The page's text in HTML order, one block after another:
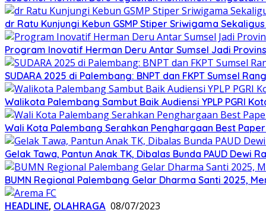
dr Ratu Kunjungi Kebun GSMP Stiper Sriwigama
Program Inovatif Herman Deru Antar Sumsel Jadi
SUDARA 2025 di Palembang: BNPT dan FKPT Sumsel
Walikota Palembang Sambut Baik Audiensi YPLP PGRI
Wali Kota Palembang Serahkan Penghargaan Best
Gelak Tawa, Pantun Anak TK, Dibalas Bunda PAUD Dewi
BUMN Regional Palembang Gelar Dharma Santi 2025,
HEADLINE, OLAHRAGA 08/07/2023